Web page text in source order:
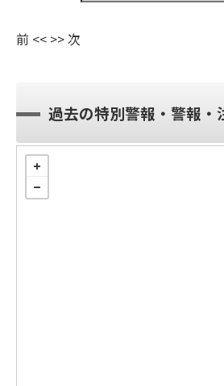
前 << >>次
過去の特別警報・警報・